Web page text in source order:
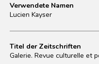
Verwendete Namen
Lucien Kayser
Titel der Zeitschriften
Galerie. Revue culturelle et